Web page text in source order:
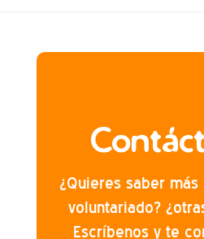
¿Quieres saber más
voluntariado?
Escríbenos y te